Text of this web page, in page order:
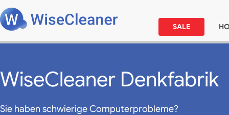
SALE
WiseCleaner Denkfabrik
Sie haben schwierige Computerprobleme?